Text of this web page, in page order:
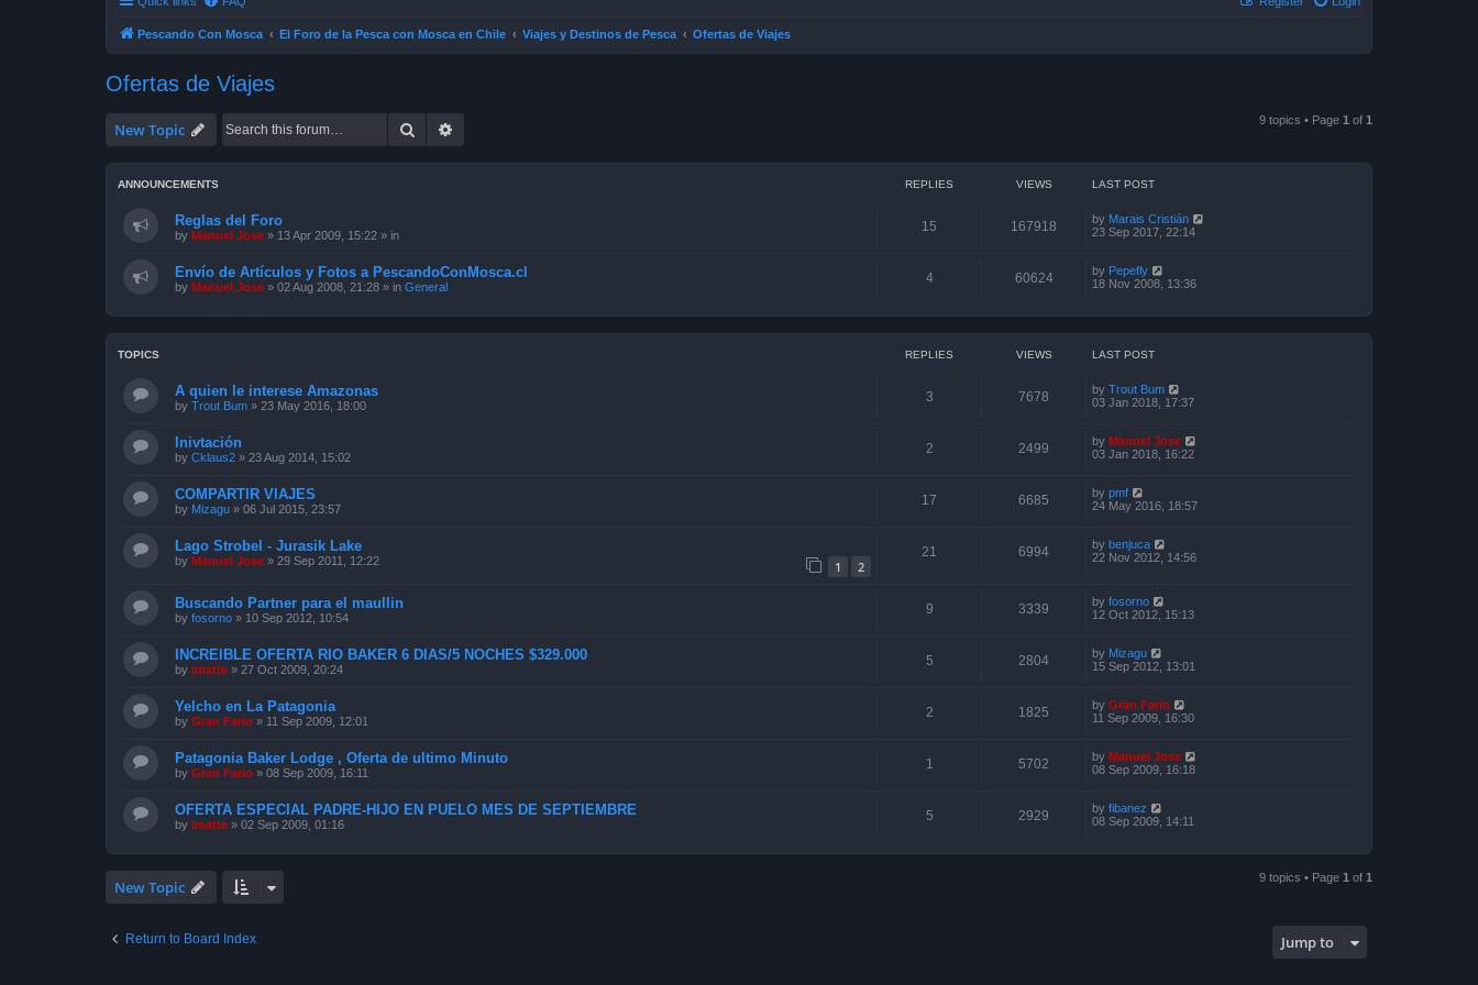
Pescando Con Mosca El Foro de la Pesca con Mosca en Chile Viajes y Destinos de Pesca Ofertas de Viajes
Ofertas de Viajes
New Topic Search 9 topics • Page 1 of 1
ANNOUNCEMENTS REPLIES VIEWS LAST POST
Reglas del Foro
by Manuel Jose » 13 Apr 2009, 15:22 » in
15 167918 by Marais Cristián
23 Sep 2017, 22:14
Envío de Artículos y Fotos a PescandoConMosca.cl
by Manuel Jose » 02 Aug 2008, 21:28 » in General
4 60624 by Pepefly
18 Nov 2008, 13:36
TOPICS REPLIES VIEWS LAST POST
A quien le interese Amazonas
by Trout Bum » 23 May 2016, 18:00
3 7678 by Trout Bum
03 Jan 2018, 17:37
Inivtación
by Cklaus2 » 23 Aug 2014, 15:02
2 2499 by Manuel Jose
03 Jan 2018, 16:22
COMPARTIR VIAJES
by Mizagu » 06 Jul 2015, 23:57
17 6685 by pmf
24 May 2016, 18:57
Lago Strobel - Jurasik Lake
by Manuel Jose » 29 Sep 2011, 12:22 1 2
21 6994 by benjuca
22 Nov 2012, 14:56
Buscando Partner para el maullin
by fosorno » 10 Sep 2012, 10:54
9 3339 by fosorno
12 Oct 2012, 15:13
INCREIBLE OFERTA RIO BAKER 6 DIAS/5 NOCHES $329.000
by imatte » 27 Oct 2009, 20:24
5 2804 by Mizagu
15 Sep 2012, 13:01
Yelcho en La Patagonia
by Gran Fario » 11 Sep 2009, 12:01
2 1825 by Gran Fario
11 Sep 2009, 16:30
Patagonia Baker Lodge , Oferta de ultimo Minuto
by Gran Fario » 08 Sep 2009, 16:11
1 5702 by Manuel Jose
08 Sep 2009, 16:18
OFERTA ESPECIAL PADRE-HIJO EN PUELO MES DE SEPTIEMBRE
by imatte » 02 Sep 2009, 01:16
5 2929 by fibanez
08 Sep 2009, 14:11
New Topic 9 topics • Page 1 of 1
Return to Board Index Jump to